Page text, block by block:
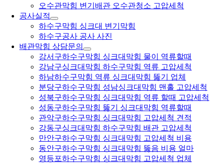
오수관막힘 변기배관 오수관청소 고압세척
공사실적
하수구막힘 싱크대 변기막힘
하수구공사 공사 사진
배관막힘 상담문의
강서구하수구막힘 싱크대막힘 물이 역류할때
강남구싱크대막힘 하수구막힘 역류 고압세척
하남하수구막힘 역류 싱크대막힘 뚫기 업체
분당구하수구막힘 성남싱크대막힘 맨홀 고압세척
성북구하수구막힘 싱크대막힘 역류 할때 고압세척
성동구하수구막힘 뚫기 싱크대막힘 역류할때
관악구하수구막힘 싱크대막힘 고압세척 견적
강동구싱크대막힘 하수구막힘 배관 고압세척
만안구하수구막힘 싱크대막힘 고압세척 비용
동안구하수구막힘 싱크대막힘 뚫음 비용 얼마
영등포하수구막힘 싱크대막힘 고압세척 업체